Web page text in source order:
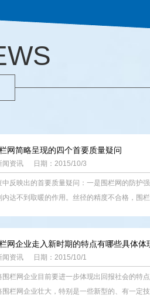
网简略呈现的四个首要质量疑问
闻资讯 日期：2015/10/3
中反映出的首要质量疑问：一是围栏网的防护
内达不到取暖的作用。丝径的精度不合格，围
网企业走入新时期的特点有哪些具体体
闻资讯 日期：2015/10/1
围栏网企业目前要进一步体现出回报社会的特
围栏网企业壮大，特别是一些新型的、有一定